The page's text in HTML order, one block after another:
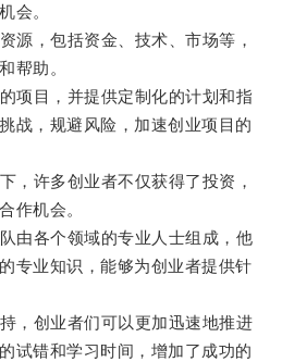
会。
，包括资金、技术、市场等，
帮助。
目，并提供定制化的计划和指
战，规避风险，加速创业项目的
许多创业者不仅获得了投资，
作机会。
各个领域的专业人士组成，他
专业知识，能够为创业者提供针
创业者们可以更加迅速地推进
试错和学习时间，增加了成功的